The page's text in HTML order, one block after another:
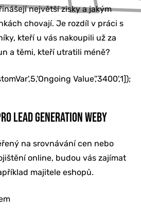
největší zisky a jakým
chovají. Je rozdíl v práci s
kteří u vás nakoupili už za
a těmi, kteří utratili méně?
Value','3400',1]);
LEAD GENERATION WEBY
na srovnávání cen nebo
online, budou vás zajímat
majitele eshopů.